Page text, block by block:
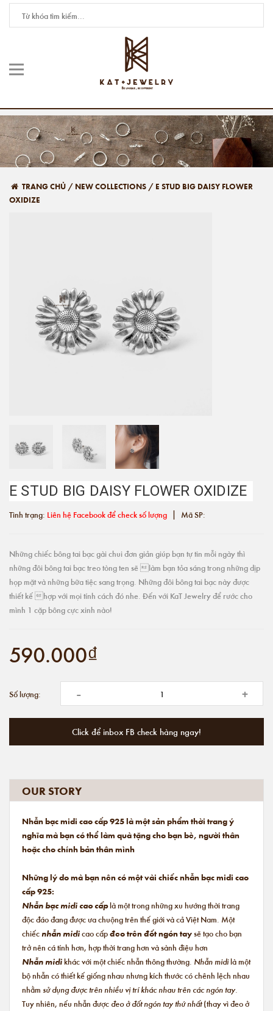
TRANG CHỦ / NEW COLLECTIONS / E STUD BIG DAISY FLOWER
OXIDIZE
E STUD BIG DAISY FLOWER OXIDIZE
Tình trạng: Liên hệ Facebook để check số lượng | Mã SP:
Những chiếc bông tai bạc gài chui đơn giản giúp bạn tự tin mỗi ngày thì
những đôi bông tai bạc treo tòng ten sẽ làm bạn tỏa sáng trong những dịp
họp mặt và những bữa tiệc sang trọng. Những đôi bông tai bạc này được
thiết kế hợp với mọi tính cách đó nhe. Đến với KaT Jewelry để rước cho
mình 1 cặp bông cực xinh nào!
590.000₫
Số lượng: - +
Click để inbox FB check hàng ngay!
OUR STORY
Nhẫn bạc midi cao cấp 925 là một sản phẩm thời trang ý
nghĩa mà bạn có thể làm quà tặng cho bạn bè, người thân
hoặc cho chính bản thân mình
Những lý do mà bạn nên có một vài chiếc nhẫn bạc midi cao
cấp 925:
Nhẫn bạc midi cao cấplà một trong những xu hướng thời trang
độc đáo đang được ưa chuộng trên thế giới và cả Việt Nam. Một
chiếcnhẫn midicao cấpđeo trên đốt ngón taysẽ tạo cho bạn
trở nên cá tính hơn, hợp thời trang hơn và sành điệu hơn
Nhẫn midikhác với một chiếc nhẫn thông thường. Nhẫn midilà một
bộ nhẫn có thiết kế giống nhau nhưng kích thước có chênh lệch nhau
nhằm sử dụng được trên nhiều vị trí khác nhau trên các ngón tay.
Tuy nhiên, nếu nhẫn được đeo ở đốt ngón tay thứ nhất(thay vì đeo ở